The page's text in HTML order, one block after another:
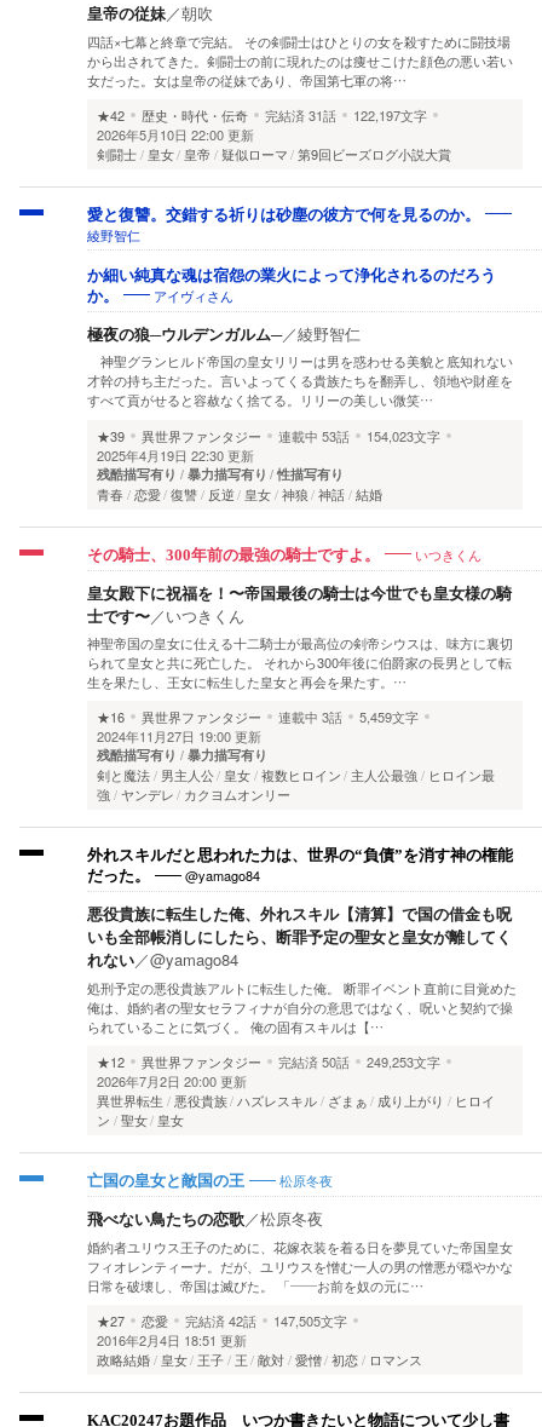
皇帝の従妹／朝吹
四話×七幕と終章で完結。 その剣闘士はひとりの女を殺すために闘技場
から出されてきた。剣闘士の前に現れたのは痩せこけた顔色の悪い若い
女だった。女は皇帝の従妹であり、帝国第七軍の将…
★42
歴史・時代・伝奇 完結済31話
122,197文字
2026年5月10日 22:00 更新
剣闘士
皇女 皇帝 疑似ローマ 第9回ビーズログ小説大賞
愛と復讐。交錯する祈りは砂塵の彼方で何を見るのか。
綾野智仁
か細い純真な魂は宿怨の業火によって浄化されるのだろう
か。
アイヴィさん
極夜の狼─ウルデンガルム─／綾野智仁
神聖グランヒルド帝国の皇女リリーは男を惑わせる美貌と底知れない
才幹の持ち主だった。言いよってくる貴族たちを翻弄し、領地や財産を
すべて貢がせると容赦なく捨てる。リリーの美しい微笑…
★39
異世界ファンタジー 連載中 53話
154,023文字
2025年4月19日 22:30 更新
残酷描写有り 暴力描写有り 性描写有り
青春 恋愛 復讐 反逆 皇女 神狼 神話 結婚
その騎士、300年前の最強の騎士ですよ。 いつきくん
皇女殿下に祝福を！〜帝国最後の騎士は今世でも皇女様の騎
士です〜／いつきくん
神聖帝国の皇女に仕える十二騎士が最高位の剣帝シウスは、味方に裏切
られて皇女と共に死亡した。 それから300年後に伯爵家の長男として転
生を果たし、王女に転生した皇女と再会を果たす。…
★16
異世界ファンタジー 連載中 3話
5,459文字
2024年11月27日 19:00 更新
残酷描写有り 暴力描写有り
剣と魔法 男主人公 皇女 複数ヒロイン 主人公最強
ヒロイン最
強 ヤンデレ カクヨムオンリー
外れスキルだと思われた力は、世界の“負債”を消す神の権能
だった。
@yamago84
悪役貴族に転生した俺、外れスキル【清算】で国の借金も呪
いも全部帳消しにしたら、断罪予定の聖女と皇女が離してく
れない／@yamago84
処刑予定の悪役貴族アルトに転生した俺。 断罪イベント直前に目覚めた
俺は、婚約者の聖女セラフィナが自分の意思ではなく、呪いと契約で操
られていることに気づく。 俺の固有スキルは【…
★12
異世界ファンタジー 完結済50話
249,253文字
2026年7月2日 20:00 更新
異世界転生
悪役貴族 ハズレスキル ざまぁ 成り上がり
ヒロイ
ン
聖女 皇女
亡国の皇女と敵国の王 松原冬夜
飛べない鳥たちの恋歌／松原冬夜
婚約者ユリウス王子のために、花嫁衣装を着る日を夢見ていた帝国皇女
フィオレンティーナ。だが、ユリウスを憎む一人の男の憎悪が穏やかな
日常を破壊し、帝国は滅びた。 「――お前を奴の元に…
★27
恋愛 完結済42話
147,505文字
2016年2月4日 18:51 更新
政略結婚
皇女 王子 王 敵対 愛憎 初恋 ロマンス
KAC20247お題作品 いつか書きたいと物語について少し書